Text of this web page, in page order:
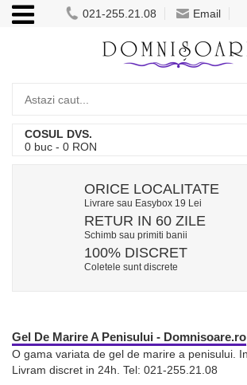
021-255.21.08 Email
COSUL DVS.
0 buc - 0 RON
ORICE LOCALITATE
Livrare sau Easybox 19 Lei
RETUR IN 60 ZILE
Schimb sau primiti banii
100% DISCRET
Coletele sunt discrete
Gel De Marire A Penisului - Domnisoare.ro
O gama variata de gel de marire a penisului.
Livram discret in 24h. Tel: 021-255.21.08